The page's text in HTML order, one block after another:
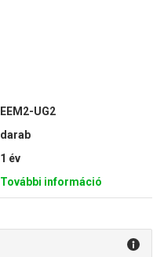
EEM2-UG2
darab
1 év
További információ